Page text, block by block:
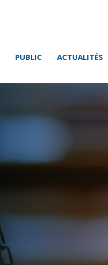
PUBLIC ACTUALITÉS